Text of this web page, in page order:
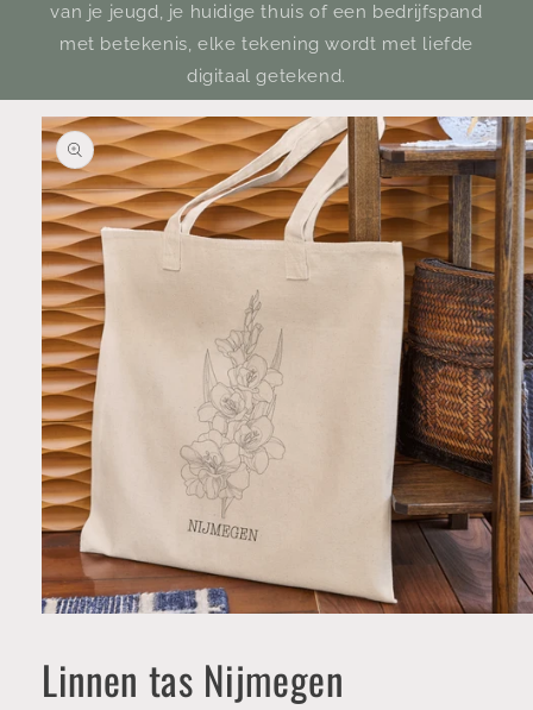
van je jeugd, je huidige thuis of een bedrijfspand
met betekenis, elke tekening wordt met liefde
digitaal getekend.
direct naar
modaal
Linnen tas Nijmegen